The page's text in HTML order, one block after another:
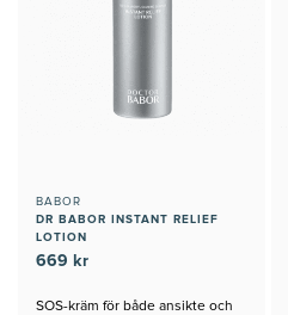
BABOR
DR BABOR INSTANT RELIEF
LOTION
669 kr
SOS-kräm för både ansikte och